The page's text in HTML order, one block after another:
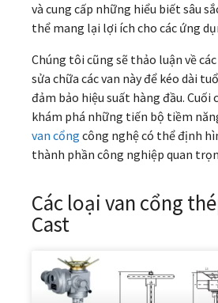
và cung cấp những hiểu biết sâu
thể mang lại lợi ích cho các ứng
Chúng tôi cũng sẽ thảo luận về
sửa chữa các van này để kéo dài
đảm bảo hiệu suất hàng đầu. Cuối
khám phá những tiến bộ tiềm
van cổng công nghệ có thể định
thành phần công nghiệp quan
Các loại van cổng
Cast